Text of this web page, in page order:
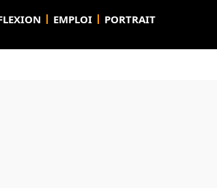
EMPLOI PORTRAIT